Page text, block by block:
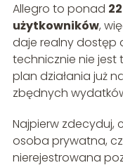
Allegro to ponad
użytkowników,
daje realny dostęp
technicznie nie jest
plan działania już
zbędnych
Najpierw zdecyduj,
osoba prywatna,
nierejestrowana